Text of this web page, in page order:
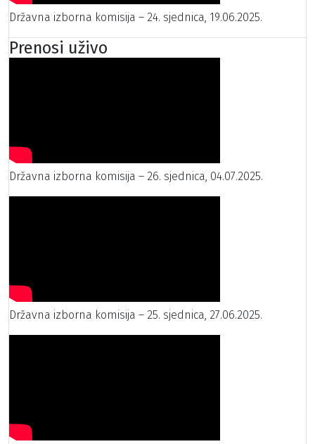
Državna izborna komisija – 24. sjednica, 19.06.2025.
Prenosi uživo
Državna izborna komisija – 26. sjednica, 04.07.2025.
Državna izborna komisija – 25. sjednica, 27.06.2025.